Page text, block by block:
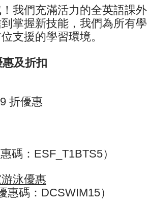
我們充滿活力的全英語課外
掌握新技能，我們為所有學
支援的學習環境。
及折扣
折優惠
碼：ESF_T1BTS5）
泳優惠
碼：DCSWIM15）
籃球(3號)
培訓計劃。教練的
」